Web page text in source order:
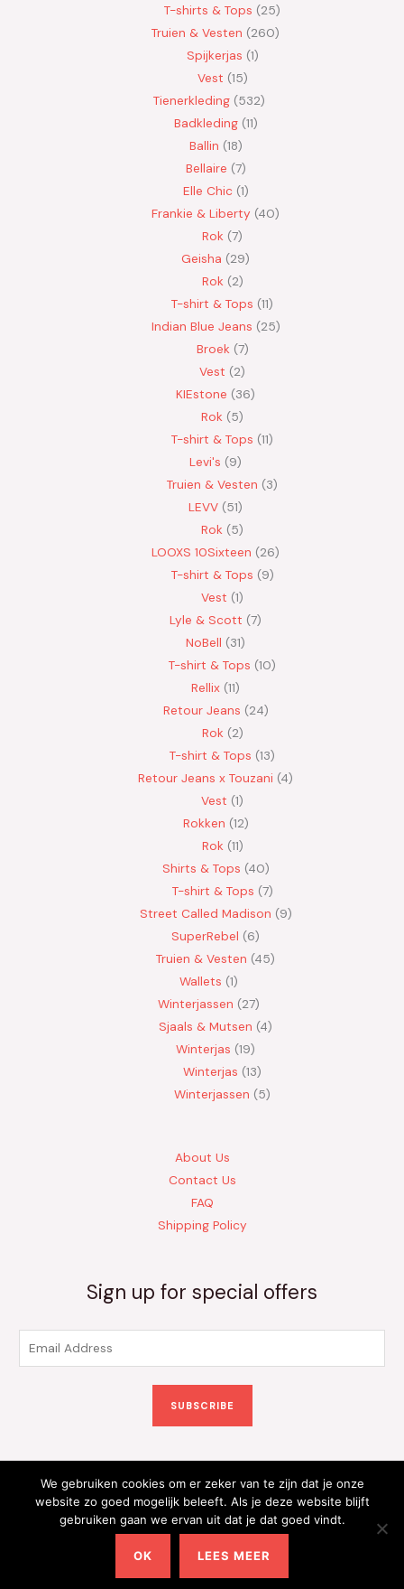
T-shirts & Tops
25
Truien & Vesten
260
Spijkerjas 1
Vest 15
Tienerkleding 532
Badkleding 11
Ballin 18
Bellaire 7
Elle Chic 1
Frankie & Liberty 40
Rok 7
Geisha
29
Rok 2
T-shirt & Tops 11
Indian Blue Jeans 25
Broek 7
Vest
2
KIEstone
36
Rok 5
T-shirt & Tops 11
Levi's
9
Truien & Vesten
3
LEVV 51
Rok 5
LOOXS 10Sixteen
26
T-shirt & Tops 9
Vest 1
Lyle & Scott 7
NoBell
31
T-shirt & Tops 10
Rellix 11
Retour Jeans 24
Rok 2
T-shirt & Tops 13
Retour Jeans x Touzani 4
Vest 1
Rokken 12
Rok 11
Shirts & Tops 40
T-shirt & Tops 7
Street Called Madison 9
SuperRebel
6
Truien & Vesten 45
Wallets 1
Winterjassen
27
Sjaals & Mutsen 4
Winterjas 19
Winterjas 13
Winterjassen
5
About Us
Contact Us
FAQ
Shipping Policy
Sign up for special offers
m
SUBSCRIBE
Copyright © 2026 Kinderkleding Onlineshop | Powered by
Kinderkleding Onlineshop
We gebruiken cookies om er zeker van te zijn dat je onze
website zo goed mogelijk beleeft. Als je deze website blijft
gebruiken gaan we ervan uit dat je dat goed vindt.
OK LEES MEER